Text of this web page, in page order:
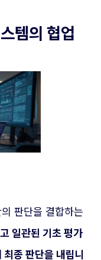
템의 협업
판단을 결합하는
일관된 기초 평가
종 판단을 내립니